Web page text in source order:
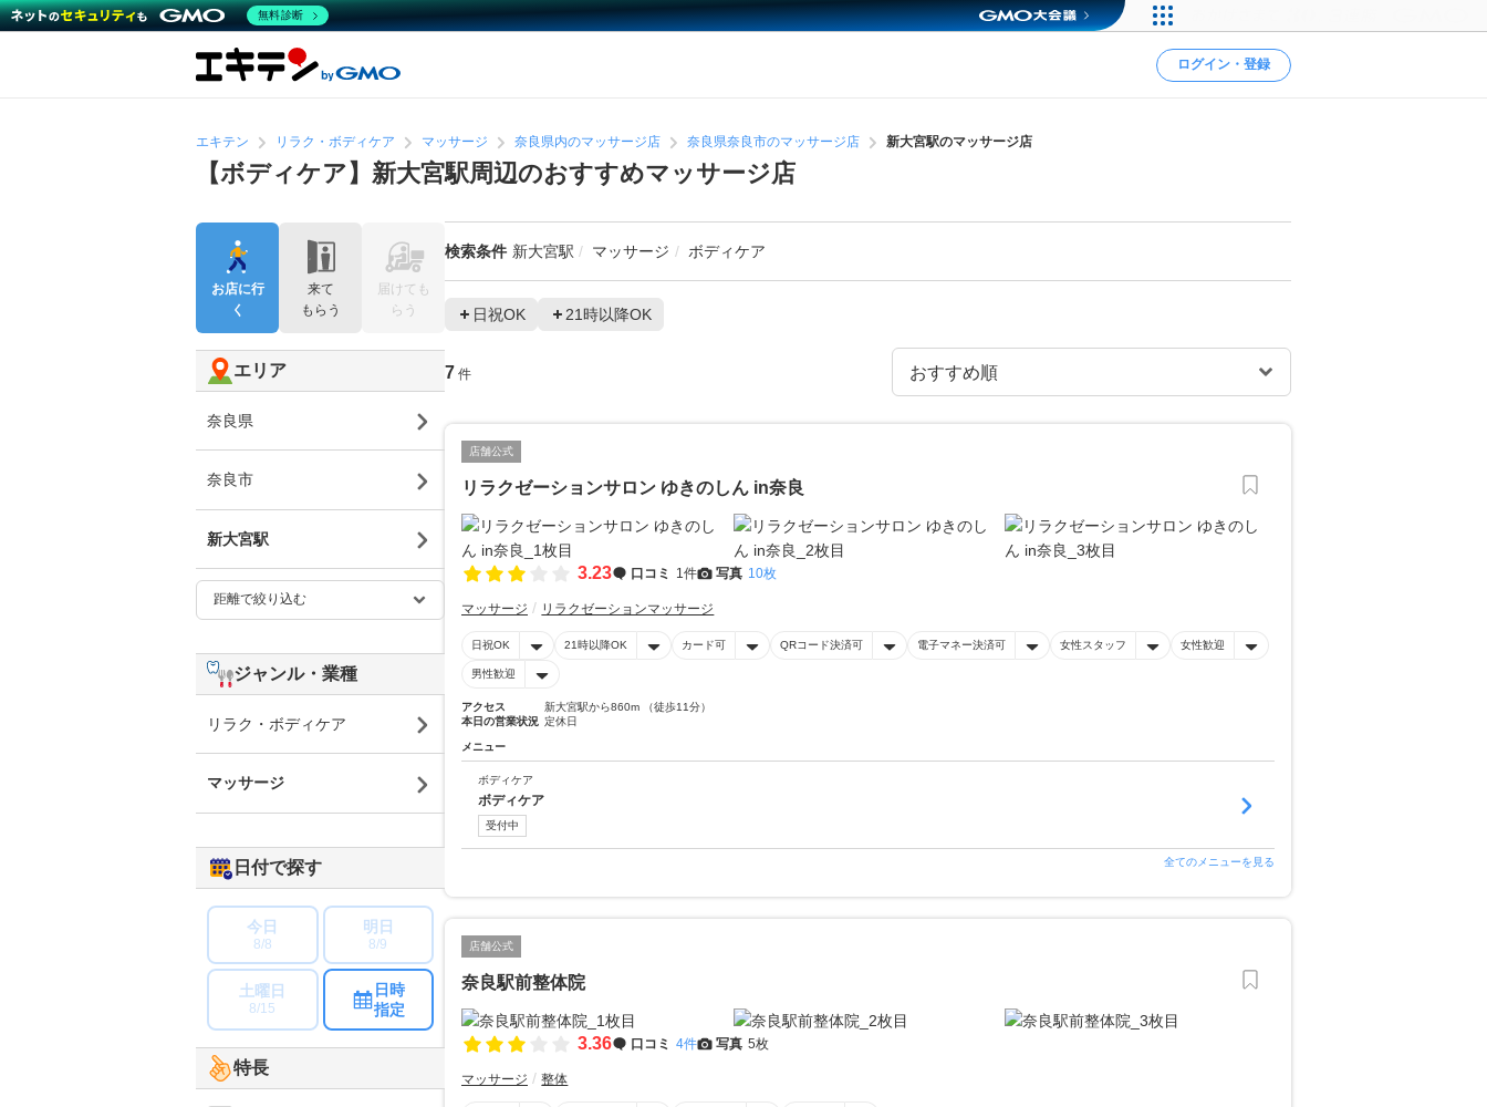
ログイン・登録
エキテン リラク・ボディケア マッサージ 奈良県内のマッサージ店 奈良県奈良市のマッサージ店 新大宮駅のマッサージ店
【ボディケア】新大宮駅周辺のおすすめマッサージ店
検索条件 新大宮駅 マッサージ ボディケア
日祝OK 21時以降OK
7 件
店舗公式
リラクゼーションサロン ゆきのしん in奈良
3.23 口コミ 1件 写真 10枚
マッサージ リラクゼーションマッサージ
日祝OK 21時以降OK カード可 QRコード決済可 電子マネー決済可 女性スタッフ 女性歓迎
男性歓迎
アクセス
新大宮駅から860m （徒歩11分）
本日の営業状況 定休日
メニュー
ボディケア
ボディケア
受付中
全てのメニューを見る
店舗公式
奈良駅前整体院
3.36 口コミ 4件 写真 5枚
マッサージ 整体
お店に行
く
来て
もらう
届けても
らう
エリア
奈良県
奈良市
新大宮駅
ジャンル・業種
リラク・ボディケア
マッサージ
日付で探す
今日
8/8
明日
8/9
土曜日
8/15
日時
指定
特長
無料診断